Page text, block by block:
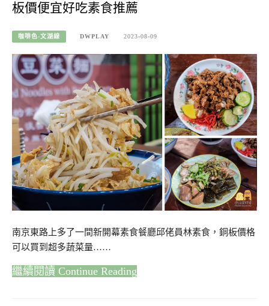
板價便宜好吃素食推薦
咖啡色-文湖線 DWPLAY 2023-08-09
南京東路上多了一間新開幕素食餐廳邱佬員林素食，銅板價格
可以買到超多蔬菜量……
Continue Reading